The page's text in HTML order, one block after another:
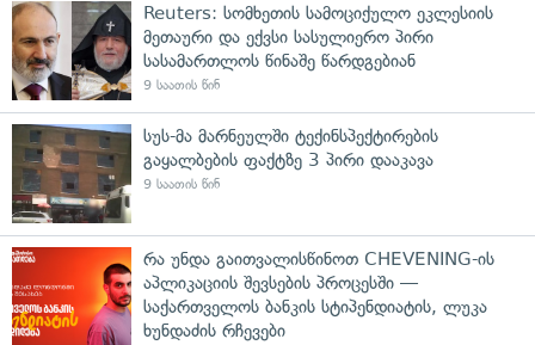
Reuters: სომხეთის სამოციქულო ეკლესიის
მეთაური და ექვსი სასულიერო პირი
სასამართლოს წინაშე წარდგებიან
9 საათის წინ
სუს-მა მარნეულში ტექინსპექტირების
გაყალბების ფაქტზე 3 პირი დააკავა
9 საათის წინ
რა უნდა გაითვალისწინოთ CHEVENING-ის
აპლიკაციის შევსების პროცესში —
საქართველოს ბანკის სტიპენდიატის, ლუკა
ხუნდაძის რჩევები